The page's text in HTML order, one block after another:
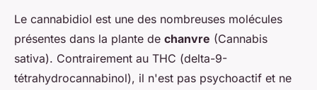
Le cannabidiol est une des nombreuses molécules
présentes dans la plante de chanvre (Cannabis
sativa). Contrairement au THC (delta-9-
tétrahydrocannabinol), il n'est pas psychoactif et ne